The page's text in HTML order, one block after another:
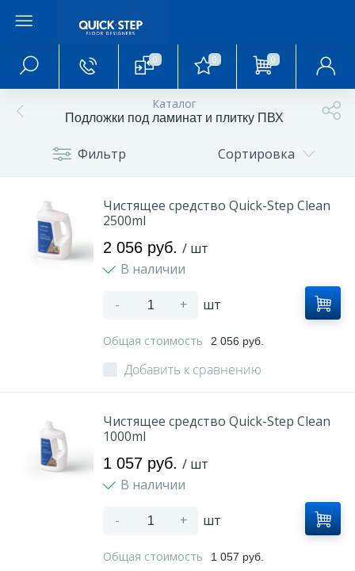
0 0 0
Каталог
Подложки под ламинат и плитку ПВХ
Фильтр Сортировка
Чистящее средство Quick-Step Clean
2500ml
2 056 руб. / шт
В наличии
- + шт
Общая стоимость 2 056 руб.
Добавить к сравнению
Чистящее средство Quick-Step Clean
1000ml
1 057 руб. / шт
В наличии
- + шт
Общая стоимость 1 057 руб.
Главное меню
Главная
Акции и скидки
Статьи и обзоры
Оплата и доставка
Контакты